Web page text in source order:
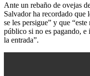
Ante un rebaño de ovejas
Salvador ha recordado que
se les persigue” y que
público si no es pagando, e
la entrada”.